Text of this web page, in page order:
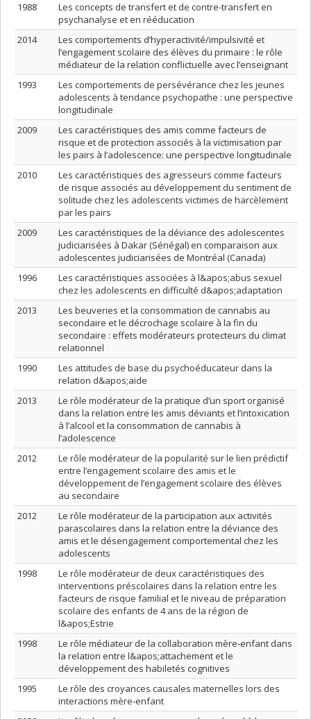
1988
Les concepts de transfert et de contre-transfert en
psychanalyse et en rééducation
2014
Les comportements d’hyperactivité/impulsivité et
l’engagement scolaire des élèves du primaire : le rôle
médiateur de la relation conflictuelle avec l’enseignant
1993
Les comportements de persévérance chez les jeunes
adolescents à tendance psychopathe : une perspective
longitudinale
2009
Les caractéristiques des amis comme facteurs de
risque et de protection associés à la victimisation par
les pairs à l’adolescence: une perspective longitudinale
2010
Les caractéristiques des agresseurs comme facteurs
de risque associés au développement du sentiment de
solitude chez les adolescents victimes de harcèlement
par les pairs
2009
Les caractéristiques de la déviance des adolescentes
judiciarisées à Dakar (Sénégal) en comparaison aux
adolescentes judiciarisées de Montréal (Canada)
1996
Les caractéristiques associées à l&apos;abus sexuel
chez les adolescents en difficulté d&apos;adaptation
2013
Les beuveries et la consommation de cannabis au
secondaire et le décrochage scolaire à la fin du
secondaire : effets modérateurs protecteurs du climat
relationnel
1990
Les attitudes de base du psychoéducateur dans la
relation d&apos;aide
2013
Le rôle modérateur de la pratique d’un sport organisé
dans la relation entre les amis déviants et l’intoxication
à l’alcool et la consommation de cannabis à
l’adolescence
2012
Le rôle modérateur de la popularité sur le lien prédictif
entre l’engagement scolaire des amis et le
développement de l’engagement scolaire des élèves
au secondaire
2012
Le rôle modérateur de la participation aux activités
parascolaires dans la relation entre la déviance des
amis et le désengagement comportemental chez les
adolescents
1998
Le rôle modérateur de deux caractéristiques des
interventions préscolaires dans la relation entre les
facteurs de risque familial et le niveau de préparation
scolaire des enfants de 4 ans de la région de
l&apos;Estrie
1998
Le rôle médiateur de la collaboration mère-enfant dans
la relation entre l&apos;attachement et le
développement des habiletés cognitives
1995
Le rôle des croyances causales maternelles lors des
interactions mère-enfant